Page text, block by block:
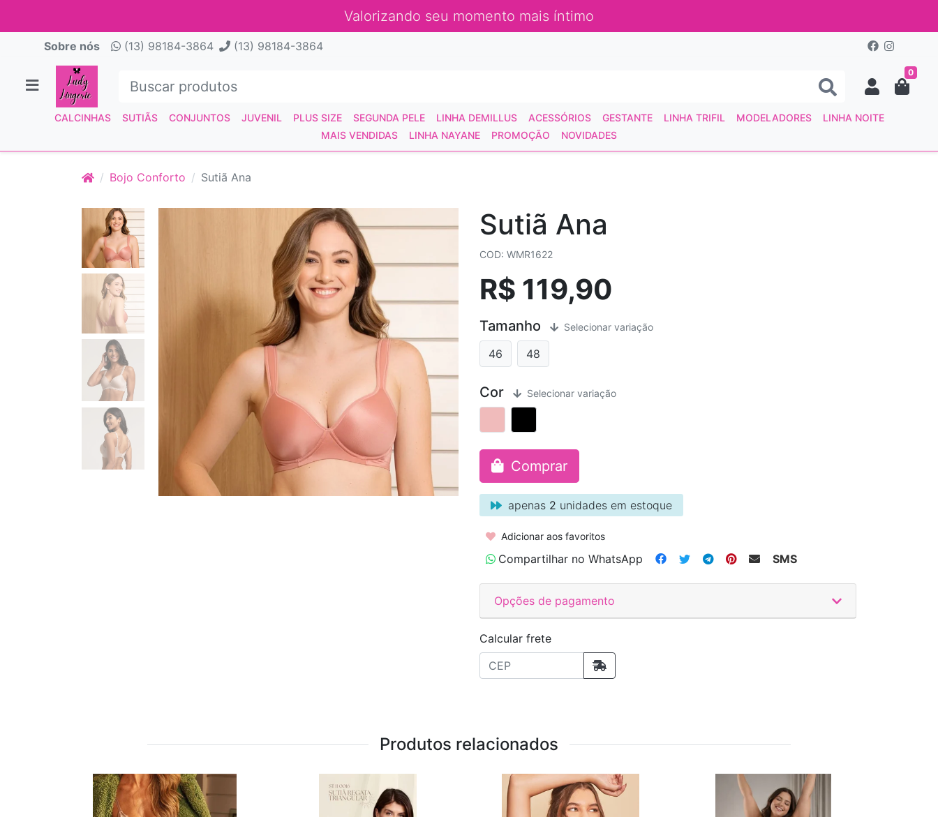
Valorizando seu momento mais íntimo
Sobre nós (13) 98184-3864 (13) 98184-3864
0
CALCINHAS SUTIÃS CONJUNTOS JUVENIL PLUS SIZE SEGUNDA PELE LINHA DEMILLUS ACESSÓRIOS GESTANTE LINHA TRIFIL MODELADORES
LINHA NOITE
MAIS VENDIDAS
LINHA NAYANE PROMOÇÃO NOVIDADES
Bojo Conforto Sutiã Ana
Sutiã Ana
COD: WMR1622
R$ 119,90
Tamanho Selecionar variação
46 48
Cor Selecionar variação
Comprar
apenas 2 unidades em estoque
Adicionar aos favoritos
Compartilhar no WhatsApp SMS
Opções de pagamento
Calcular frete
Produtos relacionados